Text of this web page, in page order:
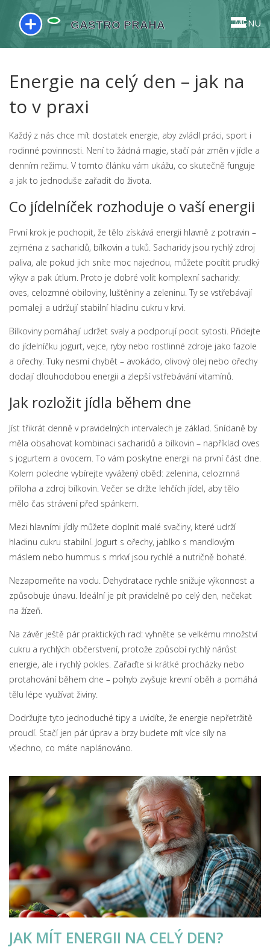
MENU
Energie na celý den – jak na
to v praxi
Každý z nás chce mít dostatek energie, aby zvládl práci, sport i
rodinné povinnosti. Není to žádná magie, stačí pár změn v jídle a
denním režimu. V tomto článku vám ukážu, co skutečně funguje
a jak to jednoduše zařadit do života.
Co jídelníček rozhoduje o vaší energii
První krok je pochopit, že tělo získává energii hlavně z potravin –
zejména z sacharidů, bílkovin a tuků. Sacharidy jsou rychlý zdroj
paliva, ale pokud jich sníte moc najednou, můžete pocítit prudký
výkyv a pak útlum. Proto je dobré volit komplexní sacharidy:
oves, celozrnné obiloviny, luštěniny a zeleninu. Ty se vstřebávají
pomaleji a udržují stabilní hladinu cukru v krvi.
Bílkoviny pomáhají udržet svaly a podporují pocit sytosti. Přidejte
do jídelníčku jogurt, vejce, ryby nebo rostlinné zdroje jako fazole
a ořechy. Tuky nesmí chybět – avokádo, olivový olej nebo ořechy
dodají dlouhodobou energii a zlepší vstřebávání vitamínů.
Jak rozložit jídla během dne
Jíst třikrát denně v pravidelných intervalech je základ. Snídaně by
měla obsahovat kombinaci sacharidů a bílkovin – například oves
s jogurtem a ovocem. To vám poskytne energii na první část dne.
Kolem poledne vybírejte vyvážený oběd: zelenina, celozrnná
příloha a zdroj bílkovin. Večer se držte lehčích jídel, aby tělo
mělo čas strávení před spánkem.
Mezi hlavními jídly můžete doplnit malé svačiny, které udrží
hladinu cukru stabilní. Jogurt s ořechy, jablko s mandlovým
máslem nebo hummus s mrkví jsou rychlé a nutričně bohaté.
Nezapomeňte na vodu. Dehydratace rychle snižuje výkonnost a
způsobuje únavu. Ideální je pít pravidelně po celý den, nečekat
na žízeň.
Na závěr ještě pár praktických rad: vyhněte se velkému množství
cukru a rychlých občerstvení, protože způsobí rychlý nárůst
energie, ale i rychlý pokles. Zařaďte si krátké procházky nebo
protahování během dne – pohyb zvyšuje krevní oběh a pomáhá
tělu lépe využívat živiny.
Dodržujte tyto jednoduché tipy a uvidíte, že energie nepřetržitě
proudí. Stačí jen pár úprav a brzy budete mít více síly na
všechno, co máte naplánováno.
JAK MÍT ENERGII NA CELÝ DEN?